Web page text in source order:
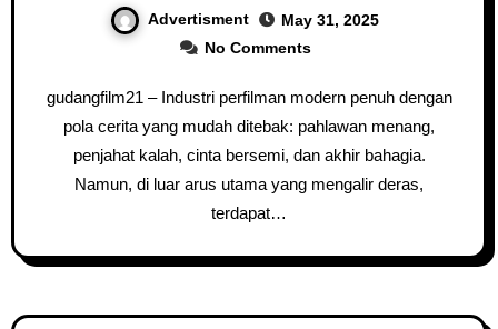
Advertisment
May 31, 2025
No Comments
gudangfilm21 – Industri perfilman modern penuh dengan
pola cerita yang mudah ditebak: pahlawan menang,
penjahat kalah, cinta bersemi, dan akhir bahagia.
Namun, di luar arus utama yang mengalir deras,
terdapat…